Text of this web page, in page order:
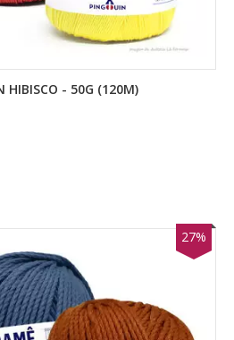
HIBISCO - 50G (120M)
27%